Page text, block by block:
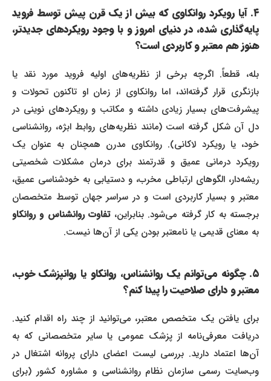
۴. آیا رویکرد روانکاوی که بیش از یک قرن پیش توسط فروید
پایه‌گذاری شده، در دنیای امروز و با وجود رویکردهای جدیدتر،
هنوز هم معتبر و کاربردی است؟
بله، قطعاً. اگرچه برخی از نظریه‌های اولیه فروید مورد نقد یا
بازنگری قرار گرفته‌اند، اما روانکاوی از زمان او تاکنون تحولات و
پیشرفت‌های بسیار زیادی داشته و مکاتب و رویکردهای نوینی در
دل آن شکل گرفته است (مانند نظریه‌های روابط ابژه، روانشناسی
خود، یا رویکرد لاکانی). روانکاوی مدرن همچنان به عنوان یک
رویکرد درمانی عمیق و قدرتمند برای درمان مشکلات شخصیتی
ریشه‌دار، الگوهای ارتباطی مخرب، و دستیابی به خودشناسی عمیق،
معتبر و بسیار کاربردی است و در سراسر جهان توسط متخصصان
برجسته به کار گرفته می‌شود. بنابراین،تفاوت روانشناس و روانکاو
به معنای قدیمی یا نامعتبر بودن یکی از آن‌ها نیست.
۵. چگونه می‌توانم یک روانشناس، روانکاو یا روانپزشک خوب،
معتبر و دارای صلاحیت را پیدا کنم؟
برای یافتن یک متخصص معتبر، می‌توانید از چند راه اقدام کنید.
دریافت معرفی‌نامه از پزشک عمومی یا سایر متخصصانی که به
آن‌ها اعتماد دارید. بررسی لیست اعضای دارای پروانه اشتغال در
وب‌سایت رسمی سازمان نظام روانشناسی و مشاوره کشور (برای